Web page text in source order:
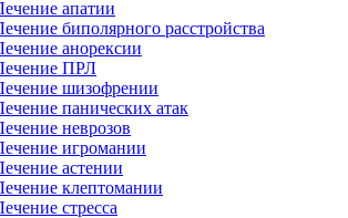
апатии
биполярного расстройства
анорексии
ПРЛ
шизофрении
панических атак
неврозов
игромании
астении
клептомании
стресса